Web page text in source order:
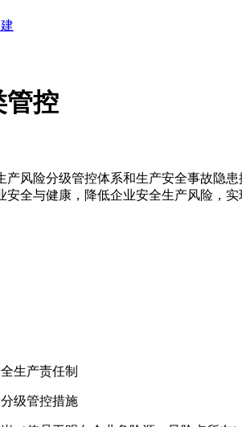
管控
产风险分级管控体系和生产安全事故隐
全与健康，降低企业安全生产风险，实
生产责任制
级管控措施